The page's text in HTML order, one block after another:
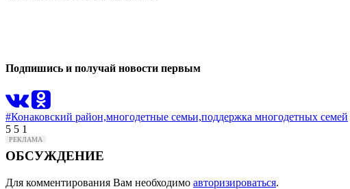
Подпишись и получай новости первым
#Конаковский район,многодетные семьи,поддержка многодетных семей
5 5 1
ОБСУЖДЕНИЕ
Для комментирования Вам необходимо авторизироваться.